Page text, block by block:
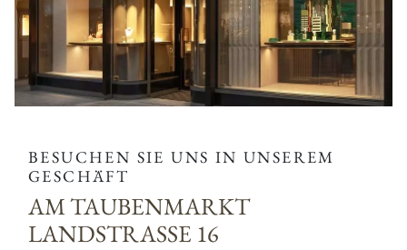
BESUCHEN SIE UNS IN UNSEREM
GESCHÄFT
AM TAUBENMARKT
LANDSTRASSE 16